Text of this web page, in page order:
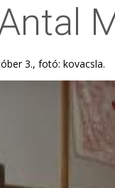
3., fotó: kovacsla.